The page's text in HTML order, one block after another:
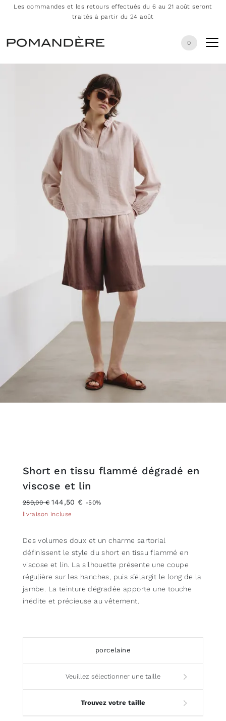
Les commandes et les retours effectués du 6 au 21 août seront
traités à partir du 24 août
0
Short en tissu flammé dégradé en
viscose et lin
289,00 € 144,50 € -50%
livraison incluse
Des volumes doux et un charme sartorial
définissent le style du short en tissu flammé en
viscose et lin. La silhouette présente une coupe
régulière sur les hanches, puis s’élargit le long de la
jambe. La teinture dégradée apporte une touche
inédite et précieuse au vêtement.
porcelaine
Veuillez sélectionner une taille
Trouvez votre taille